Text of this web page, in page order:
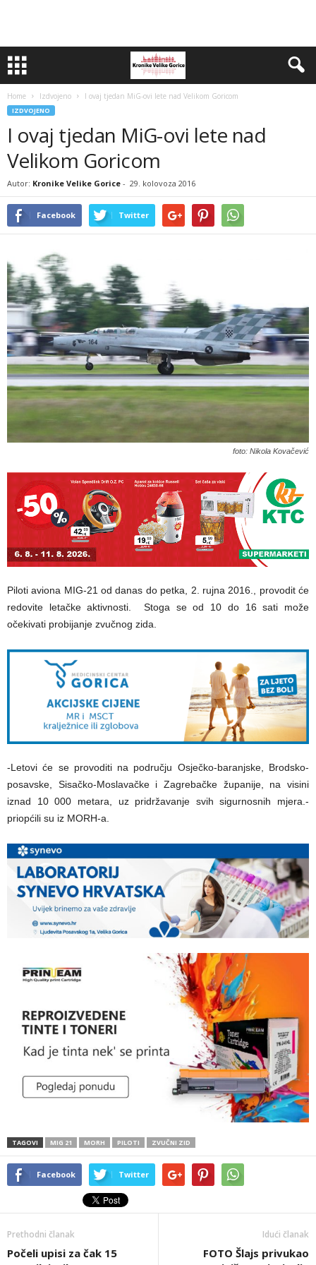
Home Izdvojeno I ovaj tjedan MiG-ovi lete nad Velikom Goricom
IZDVOJENO
I ovaj tjedan MiG-ovi lete nad
Velikom Goricom
Autor: Kronike Velike Gorice - 29. kolovoza 2016
Facebook Twitter
foto: Nikola Kovačević
Piloti aviona MIG-21 od danas do petka, 2. rujna 2016., provodit će
redovite letačke aktivnosti. Stoga se od 10 do 16 sati može
očekivati probijanje zvučnog zida.
-Letovi će se provoditi na području Osječko-baranjske, Brodsko-
posavske, Sisačko-Moslavačke i Zagrebačke županije, na visini
iznad 10 000 metara, uz pridržavanje svih sigurnosnih mjera.-
priopćili su iz MORH-a.
TAGOVI MIG 21 MORH PILOTI ZVUČNI ZID
Facebook Twitter
Prethodni članak
Počeli upisi za čak 15
Idući članak
FOTO Šlajs privukao